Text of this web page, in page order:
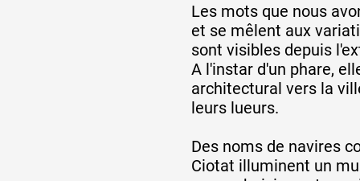
Les mots que nous
et se mêlent aux
sont visibles depuis
A l'instar d'un phare,
architectural vers la
leurs lueurs.
Des noms de navires
Ciotat illuminent un